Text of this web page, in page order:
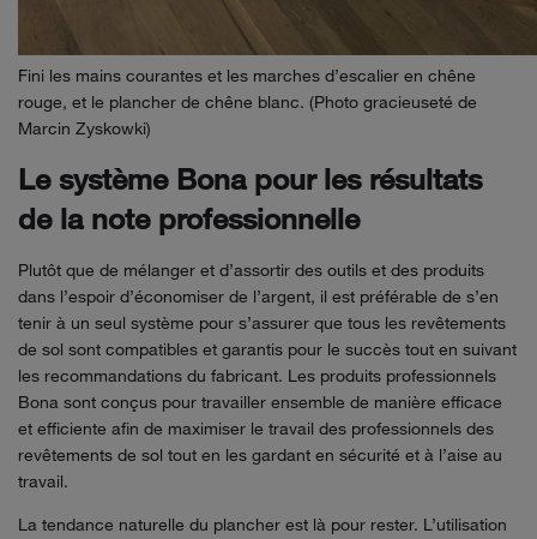
Fini les mains courantes et les marches d’escalier en chêne
rouge, et le plancher de chêne blanc. (Photo gracieuseté de
Marcin Zyskowki)
Le système Bona pour les résultats
de la note professionnelle
Plutôt que de mélanger et d’assortir des outils et des produits
dans l’espoir d’économiser de l’argent, il est préférable de s’en
tenir à un seul système pour s’assurer que tous les revêtements
de sol sont compatibles et garantis pour le succès tout en suivant
les recommandations du fabricant. Les produits professionnels
Bona sont conçus pour travailler ensemble de manière efficace
et efficiente afin de maximiser le travail des professionnels des
revêtements de sol tout en les gardant en sécurité et à l’aise au
travail.
La tendance naturelle du plancher est là pour rester. L’utilisation